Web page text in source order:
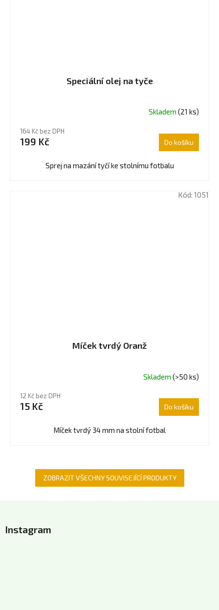
Speciální olej na tyče
produktu
je
Skladem(21 ks)
164 Kč bez DPH
199 Kč Do košíku
Sprej na mazání tyčí ke stolnímu fotbalu
Míček tvrdý Oranž
produktu
je
Kód: 1051
Skladem(>50 ks)
12 Kč bez DPH
15 Kč Do košíku
Míček tvrdý 34 mm na stolní fotbal
ZOBRAZIT VŠECHNY SOUVISEJÍCÍ PRODUKTY
pInstagram